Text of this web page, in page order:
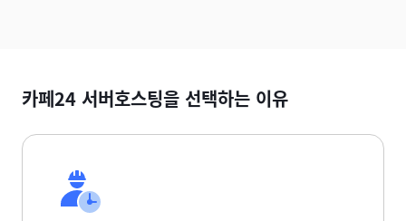
카페24 서버호스팅을 선택하는 이유